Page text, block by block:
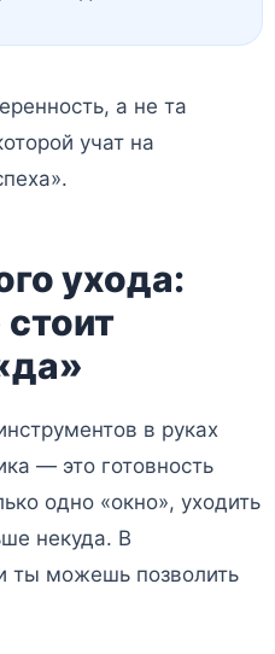
а не та
учат на
ухода:
в руках
— это готовность
одно «окно», уходить
некуда. В
ты можешь позволить